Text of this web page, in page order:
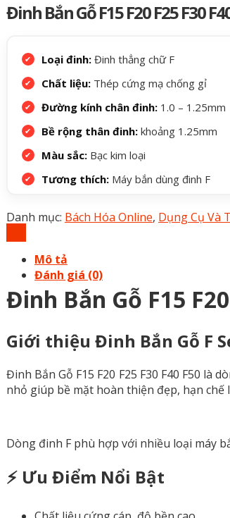
Đinh Bắn Gỗ F15 F20 F25 F30
Loại đinh: Đinh thẳng chữ F
Chất liệu: Thép cứng mạ chống gỉ
Đường kính chân đinh: 1.0 – 1.25mm
Bề rộng thân đinh: khoảng 1.25mm
Màu sắc: Bạc kim loại
Tương thích: Máy bắn dùng đinh F
Danh mục: Bách Hóa Online, Dụng Cụ Và
Mô tả
Đánh giá (0)
Đinh Bắn Gỗ F15
Giới thiệu Đinh Bắn Gỗ F
Đinh Bắn Gỗ F15 F20 F25 F30 F40 F50
nhỏ giúp bề mặt hoàn thiện đẹp, hạn chế
Dòng đinh F phù hợp với nhiều loại máy
⚡ Ưu Điểm Nổi Bật